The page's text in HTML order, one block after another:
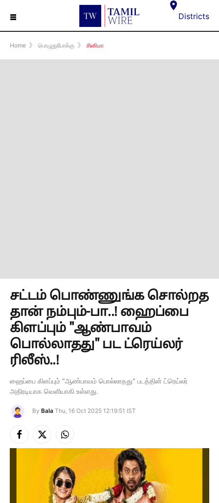
☰ Districts
Home 》 பொழுதுபோக்கு 》 சினிமா
சட்டம் பொண்ணுங்க சொல்றத
தான் நம்பும்-பா..! ஹைப்பை
கிளப்பும் "ஆண்பாவம்
பொல்லாதது" பட ட்ரெய்லர்
ரிலீஸ்..!
ஹைப்பை கிளப்பும் "ஆண்பாவம் பொல்லாதது" படத்தின் ட்ரெய்லர்
அதிரடியாக வெளியாகி உள்ளது.
By Bala Thu, 16 Oct 2025 12:19:51 IST
Facebook
X
(Twitter)
Instagram